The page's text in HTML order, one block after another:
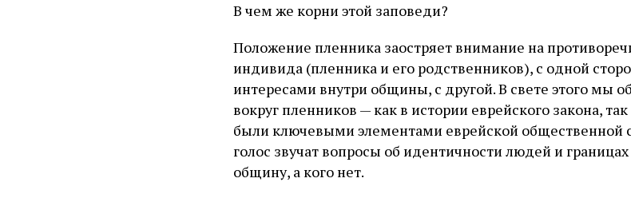
В чем же корни этой заповеди?
Положение пленника заостряет внимание на
индивида (пленника и его родственников), с одной
интересами внутри общины, с другой. В свете этого мы
вокруг пленников — как в истории еврейского закона,
были ключевыми элементами еврейской общественной
голос звучат вопросы об идентичности людей и
общину, а кого нет.